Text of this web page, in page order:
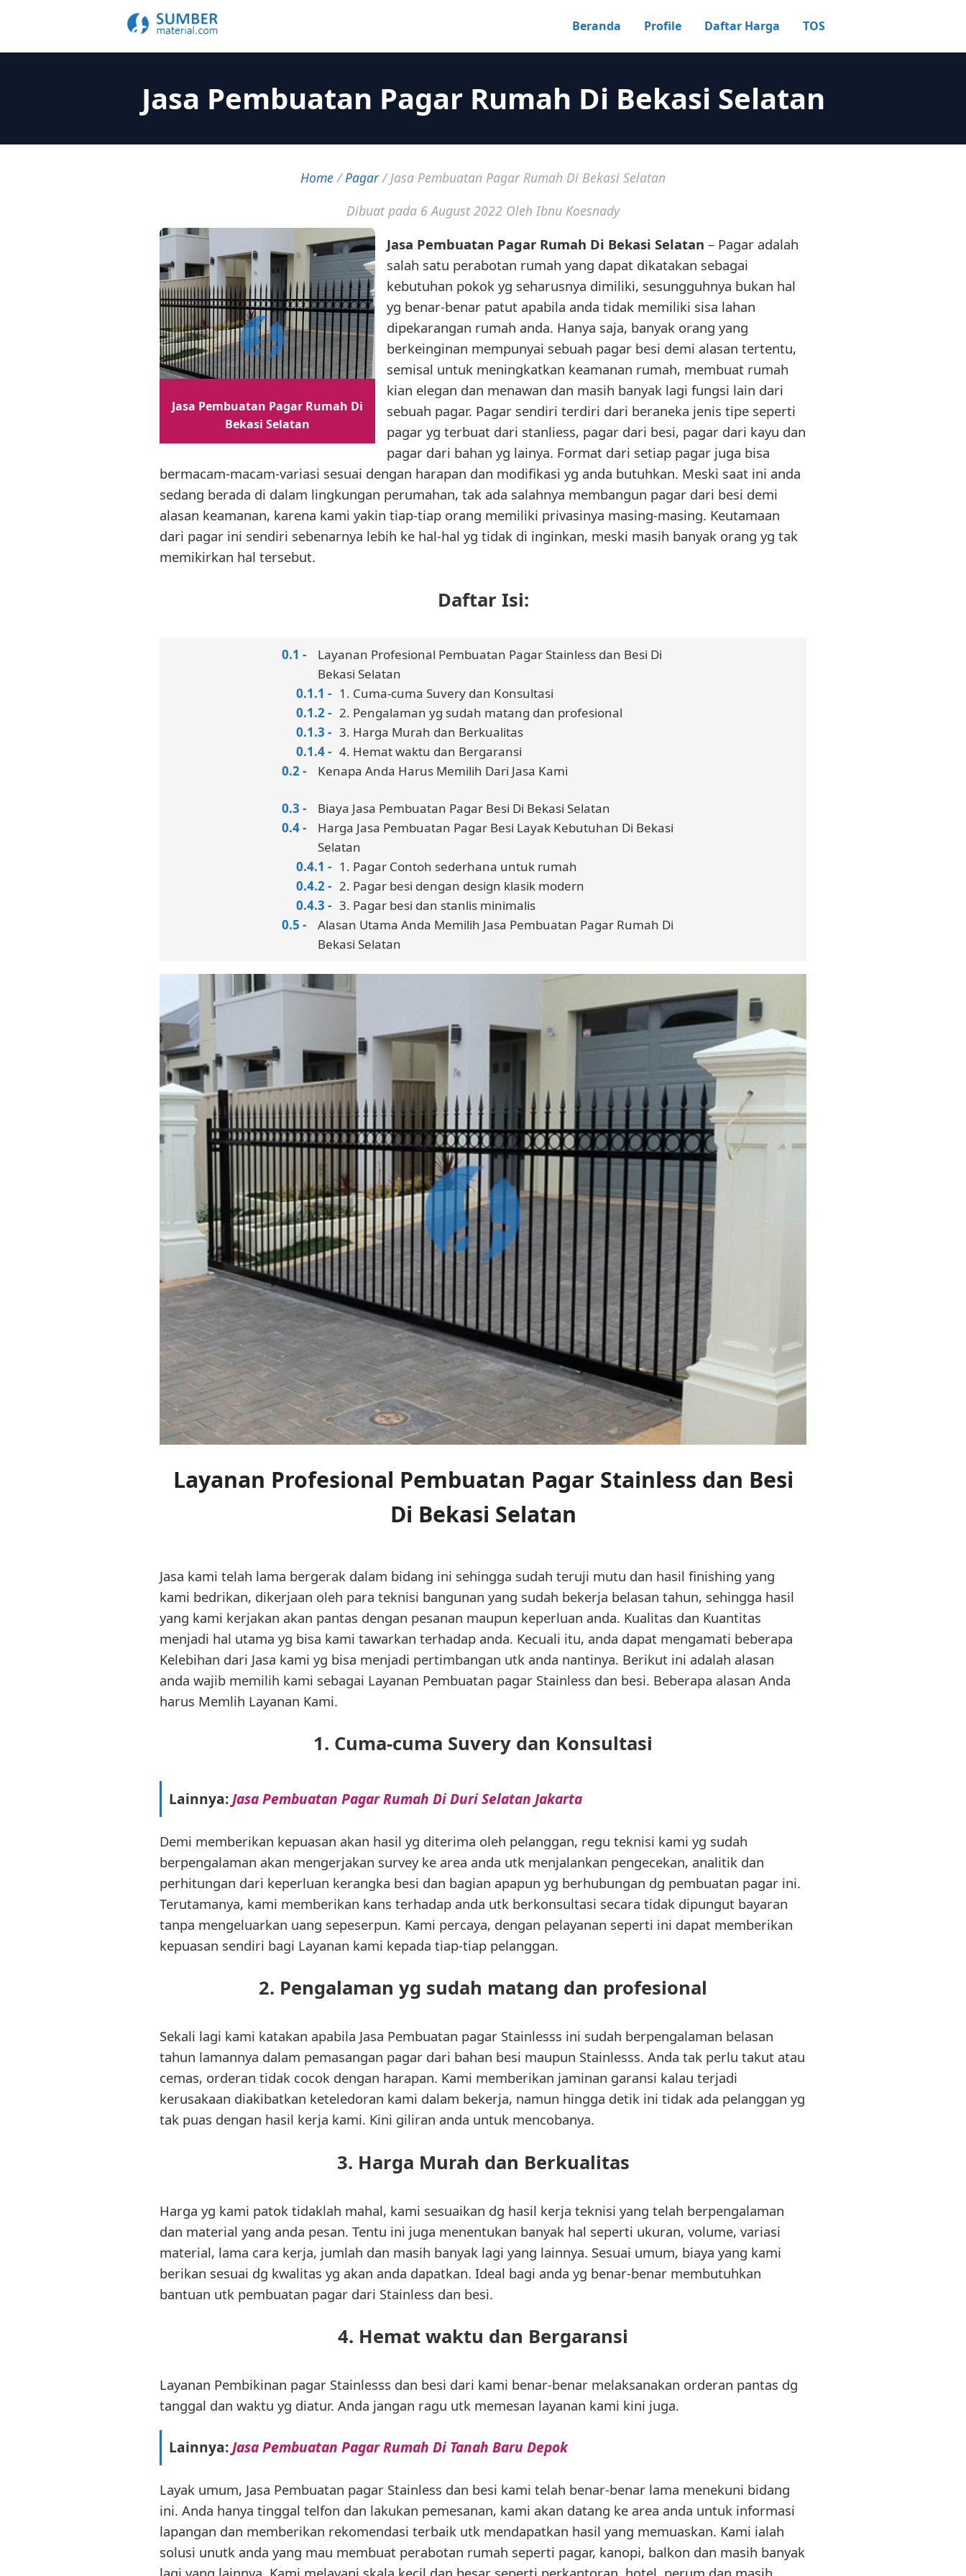
Beranda Profile Daftar Harga TOS
Jasa Pembuatan Pagar Rumah Di Bekasi Selatan
Home/Pagar/Jasa Pembuatan Pagar Rumah Di Bekasi Selatan
Dibuat pada 6 August 2022 Oleh Ibnu Koesnady
Jasa Pembuatan Pagar Rumah Di
Bekasi Selatan
Jasa Pembuatan Pagar Rumah Di Bekasi Selatan – Pagar adalah
salah satu perabotan rumah yang dapat dikatakan sebagai
kebutuhan pokok yg seharusnya dimiliki, sesungguhnya bukan hal
yg benar-benar patut apabila anda tidak memiliki sisa lahan
dipekarangan rumah anda. Hanya saja, banyak orang yang
berkeinginan mempunyai sebuah pagar besi demi alasan tertentu,
semisal untuk meningkatkan keamanan rumah, membuat rumah
kian elegan dan menawan dan masih banyak lagi fungsi lain dari
sebuah pagar. Pagar sendiri terdiri dari beraneka jenis tipe seperti
pagar yg terbuat dari stanliess, pagar dari besi, pagar dari kayu dan
pagar dari bahan yg lainya. Format dari setiap pagar juga bisa
bermacam-macam-variasi sesuai dengan harapan dan modifikasi yg anda butuhkan. Meski saat ini anda
sedang berada di dalam lingkungan perumahan, tak ada salahnya membangun pagar dari besi demi
alasan keamanan, karena kami yakin tiap-tiap orang memiliki privasinya masing-masing. Keutamaan
dari pagar ini sendiri sebenarnya lebih ke hal-hal yg tidak di inginkan, meski masih banyak orang yg tak
memikirkan hal tersebut.
Daftar Isi:
Layanan Profesional Pembuatan Pagar Stainless dan Besi Di
Bekasi Selatan
1. Cuma-cuma Suvery dan Konsultasi
2. Pengalaman yg sudah matang dan profesional
3. Harga Murah dan Berkualitas
4. Hemat waktu dan Bergaransi
Kenapa Anda Harus Memilih Dari Jasa Kami
Biaya Jasa Pembuatan Pagar Besi Di Bekasi Selatan
Harga Jasa Pembuatan Pagar Besi Layak Kebutuhan Di Bekasi
Selatan
1. Pagar Contoh sederhana untuk rumah
2. Pagar besi dengan design klasik modern
3. Pagar besi dan stanlis minimalis
Alasan Utama Anda Memilih Jasa Pembuatan Pagar Rumah Di
Bekasi Selatan
Layanan Profesional Pembuatan Pagar Stainless dan Besi
Di Bekasi Selatan
Jasa kami telah lama bergerak dalam bidang ini sehingga sudah teruji mutu dan hasil finishing yang
kami bedrikan, dikerjaan oleh para teknisi bangunan yang sudah bekerja belasan tahun, sehingga hasil
yang kami kerjakan akan pantas dengan pesanan maupun keperluan anda. Kualitas dan Kuantitas
menjadi hal utama yg bisa kami tawarkan terhadap anda. Kecuali itu, anda dapat mengamati beberapa
Kelebihan dari Jasa kami yg bisa menjadi pertimbangan utk anda nantinya. Berikut ini adalah alasan
anda wajib memilih kami sebagai Layanan Pembuatan pagar Stainless dan besi. Beberapa alasan Anda
harus Memlih Layanan Kami.
1. Cuma-cuma Suvery dan Konsultasi
Lainnya:Jasa Pembuatan Pagar Rumah Di Duri Selatan Jakarta
Demi memberikan kepuasan akan hasil yg diterima oleh pelanggan, regu teknisi kami yg sudah
berpengalaman akan mengerjakan survey ke area anda utk menjalankan pengecekan, analitik dan
perhitungan dari keperluan kerangka besi dan bagian apapun yg berhubungan dg pembuatan pagar ini.
Terutamanya, kami memberikan kans terhadap anda utk berkonsultasi secara tidak dipungut bayaran
tanpa mengeluarkan uang sepeserpun. Kami percaya, dengan pelayanan seperti ini dapat memberikan
kepuasan sendiri bagi Layanan kami kepada tiap-tiap pelanggan.
2. Pengalaman yg sudah matang dan profesional
Sekali lagi kami katakan apabila Jasa Pembuatan pagar Stainlesss ini sudah berpengalaman belasan
tahun lamannya dalam pemasangan pagar dari bahan besi maupun Stainlesss. Anda tak perlu takut atau
cemas, orderan tidak cocok dengan harapan. Kami memberikan jaminan garansi kalau terjadi
kerusakaan diakibatkan keteledoran kami dalam bekerja, namun hingga detik ini tidak ada pelanggan yg
tak puas dengan hasil kerja kami. Kini giliran anda untuk mencobanya.
3. Harga Murah dan Berkualitas
Harga yg kami patok tidaklah mahal, kami sesuaikan dg hasil kerja teknisi yang telah berpengalaman
dan material yang anda pesan. Tentu ini juga menentukan banyak hal seperti ukuran, volume, variasi
material, lama cara kerja, jumlah dan masih banyak lagi yang lainnya. Sesuai umum, biaya yang kami
berikan sesuai dg kwalitas yg akan anda dapatkan. Ideal bagi anda yg benar-benar membutuhkan
bantuan utk pembuatan pagar dari Stainless dan besi.
4. Hemat waktu dan Bergaransi
Layanan Pembikinan pagar Stainlesss dan besi dari kami benar-benar melaksanakan orderan pantas dg
tanggal dan waktu yg diatur. Anda jangan ragu utk memesan layanan kami kini juga.
Lainnya:Jasa Pembuatan Pagar Rumah Di Tanah Baru Depok
Layak umum, Jasa Pembuatan pagar Stainless dan besi kami telah benar-benar lama menekuni bidang
ini. Anda hanya tinggal telfon dan lakukan pemesanan, kami akan datang ke area anda untuk informasi
lapangan dan memberikan rekomendasi terbaik utk mendapatkan hasil yang memuaskan. Kami ialah
solusi unutk anda yang mau membuat perabotan rumah seperti pagar, kanopi, balkon dan masih banyak